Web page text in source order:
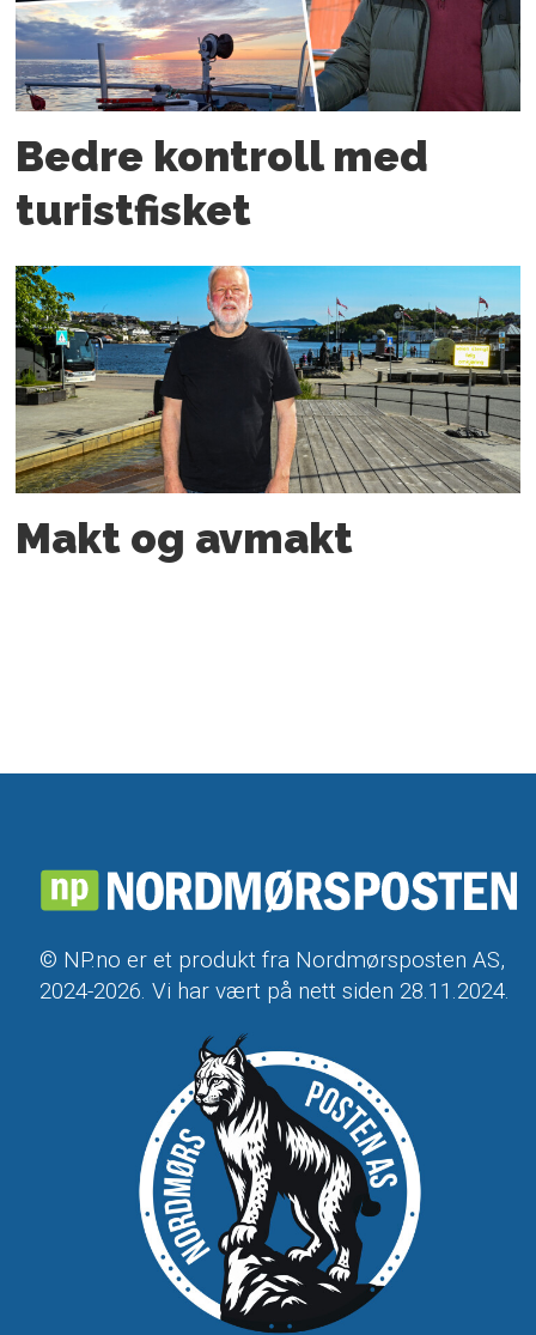
Bedre kontroll med
turistfisket
Makt og avmakt
© NP.no er et produkt fra Nordmørsposten AS,
2024-2026. Vi har vært på nett siden 28.11.2024.